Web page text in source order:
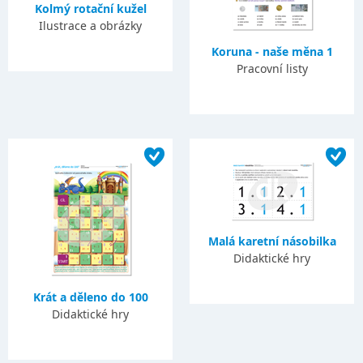
Kolmý rotační kužel
Ilustrace a obrázky
Koruna - naše měna 1
Pracovní listy
Krát a děleno do 100
Didaktické hry
Malá karetní násobilka
Didaktické hry